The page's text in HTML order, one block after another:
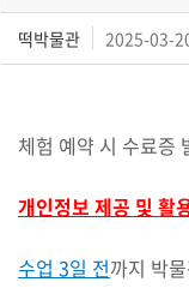
떡박물관 2025-03-
체험 예약 시 수료증
개인정보 제공 및 활
수업 3일 전까지 박